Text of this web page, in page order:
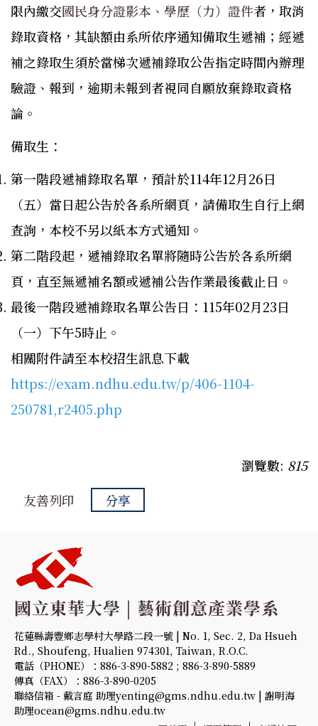
限內繳交國民身分證影本、學歷（力）證件者，取消
錄取資格，其缺額由系所依序通知備取生遞補；經遞
補之錄取生須於當梯次遞補錄取公告指定時間內辦理
驗證、報到，逾期未報到者視同自願放棄錄取資格
論。
備取生：
第一階段遞補錄取名單，預計於114年12月26日
（五）當日起公告於各系所網頁，請備取生自行上網
查詢，本校不另以紙本方式通知。
第二階段起，遞補錄取名單將隨時公告於各系所網
頁，直至無遞補名額或遞補公告作業最後截止日。
最後一階段遞補錄取名單公告日：115年02月23日
（一）下午5時止。
相關附件請至本校招生訊息下載
https://exam.ndhu.edu.tw/p/406-1104-
250781,r2405.php
瀏覽數: 815
友善列印
分享
花蓮縣壽豐鄉志學村大學路二段一號 | No. 1, Sec. 2, Da Hsueh
Rd., Shoufeng, Hualien 974301, Taiwan, R.O.C.
電話（PHONE）：886-3-890-5882 ; 886-3-890-5889
傳真（FAX）：886-3-890-0205
聯絡信箱 - 戴言庭 助理yenting@gms.ndhu.edu.tw | 謝明海
助理ocean@gms.ndhu.edu.tw